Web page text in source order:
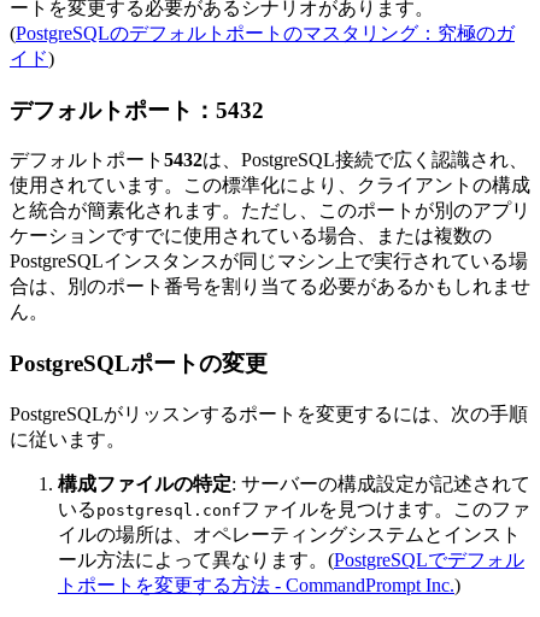
ートを変更する必要があるシナリオがあります。
(PostgreSQLのデフォルトポートのマスタリング：究極のガ
イド)
デフォルトポート：5432
デフォルトポート 5432は、PostgreSQL接続で広く認識され、
使用されています。この標準化により、クライアントの構成
と統合が簡素化されます。ただし、このポートが別のアプリ
ケーションですでに使用されている場合、または複数の
PostgreSQLインスタンスが同じマシン上で実行されている場
合は、別のポート番号を割り当てる必要があるかもしれませ
ん。
PostgreSQLポートの変更
PostgreSQLがリッスンするポートを変更するには、次の手順
に従います。
構成ファイルの特定: サーバーの構成設定が記述されて
いる postgresql.confファイルを見つけます。このファ
イルの場所は、オペレーティングシステムとインスト
ール方法によって異なります。(PostgreSQLでデフォル
トポートを変更する方法 - CommandPrompt Inc.)